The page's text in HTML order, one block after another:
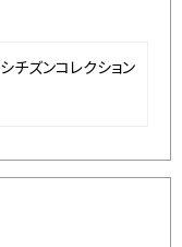
シチズンコレクション